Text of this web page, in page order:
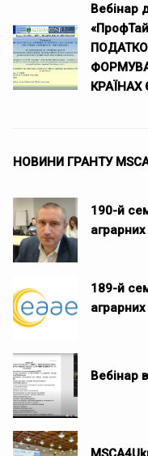
Вебінар
КРАЇНАХ
НОВИНИ ГРАНТУ
190-й
аграрних
189-й
аграрних
Вебінар